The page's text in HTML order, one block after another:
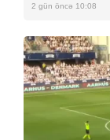
2 gün öncə 10:08